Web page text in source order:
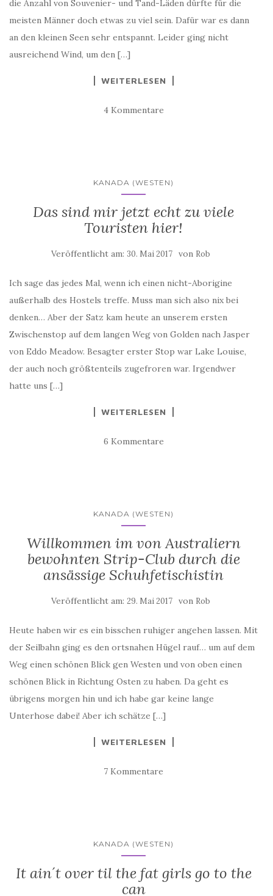
die Anzahl von Souvenier- und Tand-Läden dürfte für die
meisten Männer doch etwas zu viel sein. Dafür war es dann
an den kleinen Seen sehr entspannt. Leider ging nicht
ausreichend Wind, um den […]
WEITERLESEN
4 Kommentare
KANADA (WESTEN)
Das sind mir jetzt echt zu viele
Touristen hier!
Veröffentlicht am: 30. Mai 2017 von Rob
Ich sage das jedes Mal, wenn ich einen nicht-Aborigine
außerhalb des Hostels treffe. Muss man sich also nix bei
denken… Aber der Satz kam heute an unserem ersten
Zwischenstop auf dem langen Weg von Golden nach Jasper
von Eddo Meadow. Besagter erster Stop war Lake Louise,
der auch noch größtenteils zugefroren war. Irgendwer
hatte uns […]
WEITERLESEN
6 Kommentare
KANADA (WESTEN)
Willkommen im von Australiern
bewohnten Strip-Club durch die
ansässige Schuhfetischistin
Veröffentlicht am: 29. Mai 2017 von Rob
Heute haben wir es ein bisschen ruhiger angehen lassen. Mit
der Seilbahn ging es den ortsnahen Hügel rauf… um auf dem
Weg einen schönen Blick gen Westen und von oben einen
schönen Blick in Richtung Osten zu haben. Da geht es
übrigens morgen hin und ich habe gar keine lange
Unterhose dabei! Aber ich schätze […]
WEITERLESEN
7 Kommentare
KANADA (WESTEN)
It ain´t over til the fat girls go to the
can